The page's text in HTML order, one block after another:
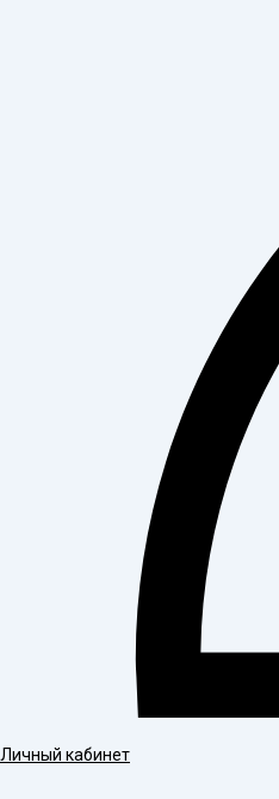
Личный кабинет